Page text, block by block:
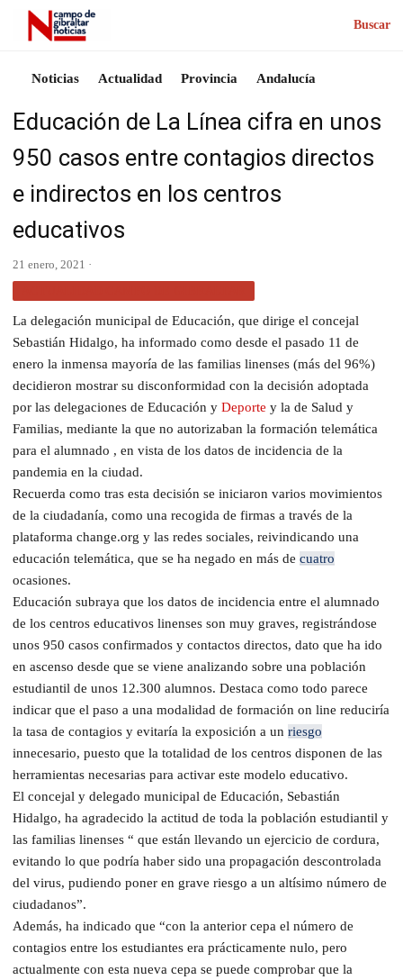
Buscar
Noticias Actualidad Provincia Andalucía
Educación de La Línea cifra en unos
950 casos entre contagios directos
e indirectos en los centros
educativos
21 enero, 2021 ·
La delegación municipal de Educación, que dirige el concejal
Sebastián Hidalgo, ha informado como desde el pasado 11 de
enero la inmensa mayoría de las familias linenses (más del 96%)
decidieron mostrar su disconformidad con la decisión adoptada
por las delegaciones de Educación y Deporte y la de Salud y
Familias, mediante la que no autorizaban la formación telemática
para el alumnado , en vista de los datos de incidencia de la
pandemia en la ciudad.
Recuerda como tras esta decisión se iniciaron varios movimientos
de la ciudadanía, como una recogida de firmas a través de la
plataforma change.org y las redes sociales, reivindicando una
educación telemática, que se ha negado en más de cuatro
ocasiones.
Educación subraya que los datos de incidencia entre el alumnado
de los centros educativos linenses son muy graves, registrándose
unos 950 casos confirmados y contactos directos, dato que ha ido
en ascenso desde que se viene analizando sobre una población
estudiantil de unos 12.300 alumnos. Destaca como todo parece
indicar que el paso a una modalidad de formación on line reduciría
la tasa de contagios y evitaría la exposición a un riesgo
innecesario, puesto que la totalidad de los centros disponen de las
herramientas necesarias para activar este modelo educativo.
El concejal y delegado municipal de Educación, Sebastián
Hidalgo, ha agradecido la actitud de toda la población estudiantil y
las familias linenses “ que están llevando un ejercicio de cordura,
evitando lo que podría haber sido una propagación descontrolada
del virus, pudiendo poner en grave riesgo a un altísimo número de
ciudadanos”.
Además, ha indicado que “con la anterior cepa el número de
contagios entre los estudiantes era prácticamente nulo, pero
actualmente con esta nueva cepa se puede comprobar que la